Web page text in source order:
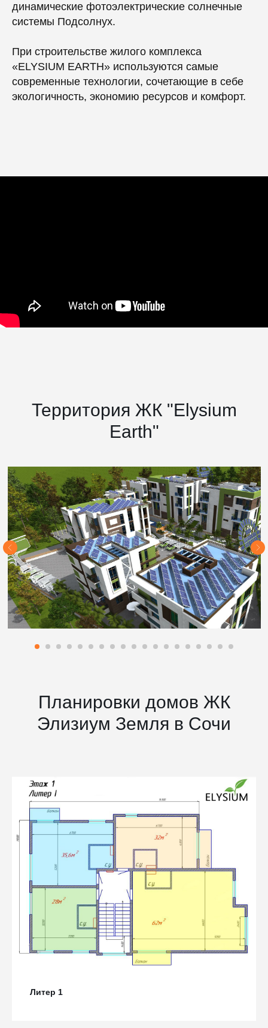
динамические фотоэлектрические солнечные
системы Подсолнух.
При строительстве жилого комплекса
«ELYSIUM EARTH» используются самые
современные технологии, сочетающие в себе
экологичность, экономию ресурсов и комфорт.
Территория ЖК "Elysium
Earth"
Планировки домов ЖК
Элизиум Земля в Сочи
Литер 1